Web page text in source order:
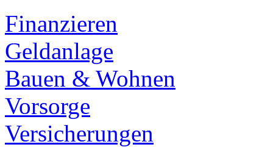
Finanzieren
Geldanlage
Bauen & Wohnen
Vorsorge
Versicherungen